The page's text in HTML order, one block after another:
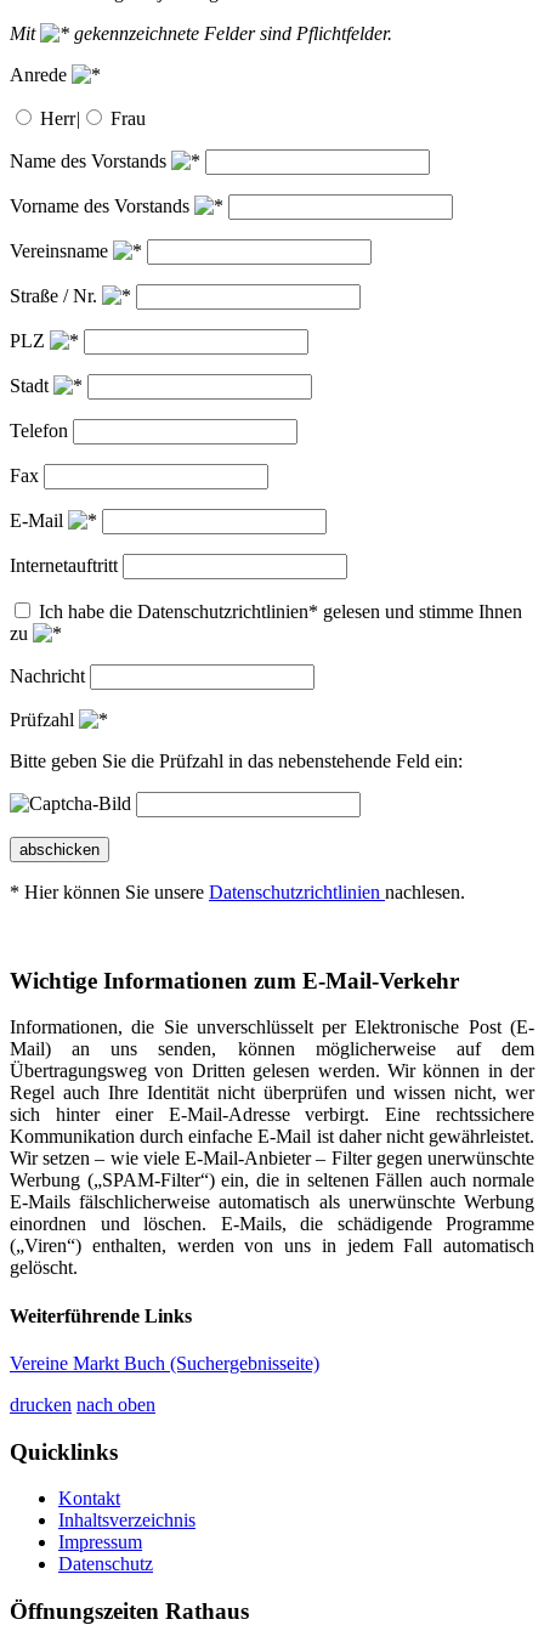
Mit
gekennzeichnete Felder sind Pflichtfelder.
Anrede
Herr| Frau
Name des Vorstands
Vorname des Vorstands
Vereinsname
Straße / Nr.
PLZ
Stadt
Telefon
Fax
E-Mail
Internetauftritt
Ich habe die Datenschutzrichtlinien* gelesen und stimme Ihnen
zu
Nachricht
Prüfzahl
Bitte geben Sie die Prüfzahl in das nebenstehende Feld ein:
abschicken
* Hier können Sie unsere Datenschutzrichtlinien nachlesen.
Wichtige Informationen zum E-Mail-Verkehr
Informationen, die Sie unverschlüsselt per Elektronische Post (E-
Mail) an uns senden, können möglicherweise auf dem
Übertragungsweg von Dritten gelesen werden. Wir können in der
Regel auch Ihre Identität nicht überprüfen und wissen nicht, wer
sich hinter einer E-Mail-Adresse verbirgt. Eine rechtssichere
Kommunikation durch einfache E-Mail ist daher nicht gewährleistet.
Wir setzen – wie viele E-Mail-Anbieter – Filter gegen unerwünschte
Werbung („SPAM-Filter“) ein, die in seltenen Fällen auch normale
E-Mails fälschlicherweise automatisch als unerwünschte Werbung
einordnen und löschen. E-Mails, die schädigende Programme
(„Viren“) enthalten, werden von uns in jedem Fall automatisch
gelöscht.
Weiterführende Links
Vereine Markt Buch (Suchergebnisseite)
drucken nach oben
Quicklinks
Kontakt
Inhaltsverzeichnis
Impressum
Datenschutz
Öffnungszeiten Rathaus